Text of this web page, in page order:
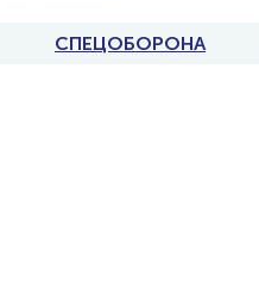
СПЕЦОБОРОНА